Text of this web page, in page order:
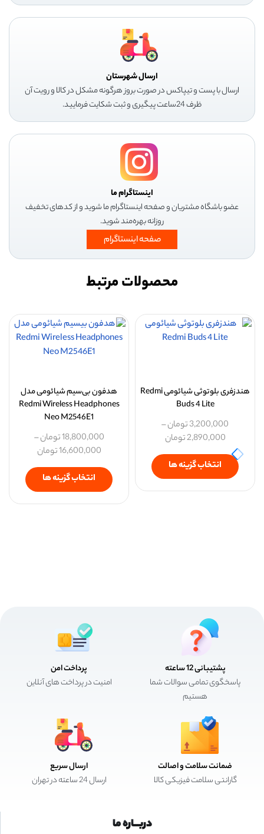
ارسال شهرستان
ارسال با پست و تیپاکس در صورت بروز هرگونه مشکل در کالا و رویت آن
ظرف 24ساعت پیگیری و ثبت شکایت فرمایید.
اینستاگرام ما
عضو باشگاه مشتریان و صفحه اینستاگرام ما شوید و از کدهای تخفیف
روزانه بهره‌مند شوید.
صفحه اینستاگرام
محصولات مرتبط
هندزفری بلوتوثی شیائومی Redmi
Buds 4 Lite
3,200,000تومان–
2,890,000تومان
انتخاب گزینه ها
هدفون بی‌سیم شیائومی مدل
Redmi Wireless Headphones
Neo M2546E1
18,800,000تومان–
16,600,000تومان
انتخاب گزینه ها
پشتیبانی 12 ساعته
پاسخگوی تمامی سوالات شما
هستیم
پرداخت امن
امنیت در پرداخت های آنلاین
ضمانت سلامت و اصالت
گارانتی سلامت فیزیکی کالا
ارسال سریع
ارسال 24 ساعته در تهران
دربـــاره ما